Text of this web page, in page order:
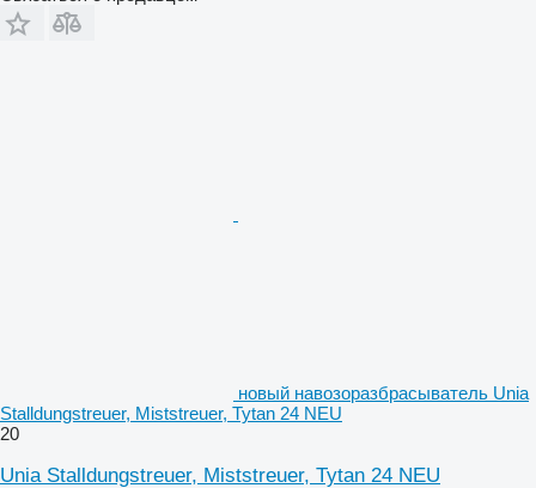
новый навозоразбрасыватель Unia
Stalldungstreuer, Miststreuer, Tytan 24 NEU
20
Unia Stalldungstreuer, Miststreuer, Tytan 24 NEU